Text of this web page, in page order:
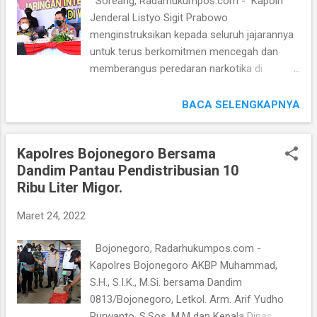
Nomor: Kep/164/III/2022 tertanggal 9 Maret
2022 yang lalu. Amanah itu diberikan kepada
AKP Mulya Sugiharto, S.I.K mantan Paur
Samsat Surabaya Utara Kedungcowek.
Sementara AKP Mulya Sugiharto, S.I.K saat
Blitar Kota, yang menggantikan posisi AKP
Tri Nuartiko, S.H yang sesuai Surat Telegram
Jenderal Listyo Sigit Prabowo
menginstruksikan kepada seluruh jajarannya
untuk terus berkomitmen mencegah dan
memberangus peredaran narkotika di
untuk menjaga serta mengawal program
Pemerintah dalam mewujudkan SDM yang
unggul. Hal itu ditegaskan oleh Kapolri saat
memimpin konferensi pers pengungkapan
narkotika jenis sabu seberat 1,196 ton di
Pusdik Intelkam, Soreang, Jawa Barat, Kamis
yang telah rekan-rekan lakukan tentunya jadi
bagian dan kontribusi bagi kita untuk
menjaga agar program Pemerintah
mewujudkan SDM unggul, untuk menuju
BACA SELENGKAPNYA
Kapolres Bojonegoro Bersama
Dandim Pantau Pendistribusian 10
Ribu Liter Migor.
Maret 24, 2022
Bojonegoro, Radarhukumpos.com -
Kapolres Bojonegoro AKBP Muhammad,
S.H., S.I.K., M.Si. bersama Dandim
0813/Bojonegoro, Letkol. Arm. Arif Yudho